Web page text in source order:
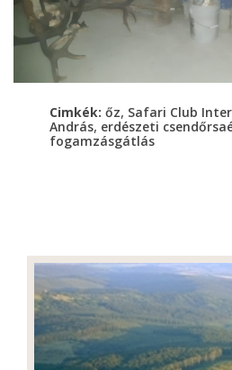
Cimkék: őz, Safari Club
András, erdészeti
fogamzásgátlás